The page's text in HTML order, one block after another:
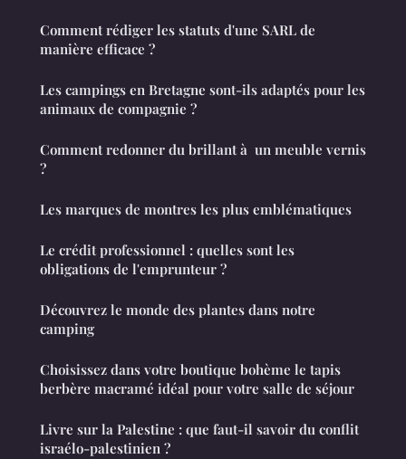
Comment rédiger les statuts d'une SARL de
manière efficace ?
Les campings en Bretagne sont-ils adaptés pour les
animaux de compagnie ?
Comment redonner du brillant à un meuble vernis
?
Les marques de montres les plus emblématiques
Le crédit professionnel : quelles sont les
obligations de l'emprunteur ?
Découvrez le monde des plantes dans notre
camping
Choisissez dans votre boutique bohème le tapis
berbère macramé idéal pour votre salle de séjour
Livre sur la Palestine : que faut-il savoir du conflit
israélo-palestinien ?